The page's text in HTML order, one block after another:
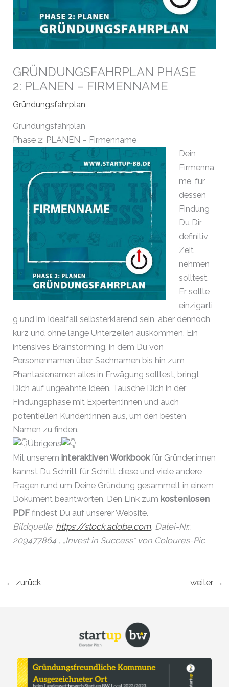
GRÜNDUNGSFAHRPLAN PHASE
2: PLANEN – FIRMENNAME
Gründungsfahrplan
Gründungsfahrplan
Phase 2: PLANEN – Firmenname
Dein
Firmenna
me, für
dessen
Findung
Du Dir
definitiv
Zeit
nehmen
solltest.
Er sollte
einzigarti
g und im Idealfall selbsterklärend sein, aber dennoch
kurz und ohne lange Unterzeilen auskommen. Ein
intensives Brainstorming, in dem Du von
Personennamen über Sachnamen bis hin zum
Phantasienamen alles in Erwägung solltest, bringt
Dich auf ungeahnte Ideen. Tausche Dich in der
Findungsphase mit Experten:innen und auch
potentiellen Kunden:innen aus, um den besten
Namen zu finden.
Übrigens
Mit unsereminteraktiven Workbookfür Gründer:innen
kannst Du Schritt für Schritt diese und viele andere
Fragen rund um Deine Gründung gesammelt in einem
Dokument beantworten. Den Link zum kostenlosen
PDF findest Du auf unserer Website.
Bildquelle: https://stock.adobe.com, Datei-Nr.:
209477864 , „Invest in Success“ von Coloures-Pic
← zurück weiter →